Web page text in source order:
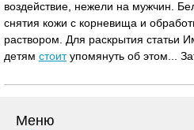
воздействие, нежели на мужчин.
снятия кожи с корневища и
раствором. Для раскрытия статьи
детям стоитупомянуть об этом...
Меню